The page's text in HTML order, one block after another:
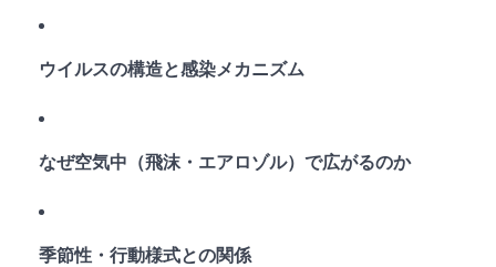
ウイルスの構造と感染メカニズム
なぜ空気中（飛沫・エアロゾル）で広がるのか
季節性・行動様式との関係